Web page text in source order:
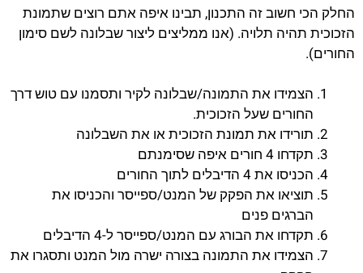
החלק הכי חשוב זה התכנון, תבינו איפה אתם רוצים שתמונת
הזכוכית תהיה תלויה. (אנו ממליצים ליצור שבלונה לשם סימון
החורים).
הצמידו את התמונה/שבלונה לקיר ותסמנו עם טוש דרך
החורים שעל הזכוכית.
תורידו את תמונת הזכוכית או את השבלונה
תקדחו 4 חורים איפה שסימנתם
הכניסו את 4 הדיבלים לתוך החורים
תוציאו את הפקק של המנט/ספייסר והכניסו את
הברגים פנים
תקדחו את הבורג עם המנט/ספייסר ל-4 הדיבלים
הצמידו את התמונה בצורה ישרה מול המנט ותסגרו את